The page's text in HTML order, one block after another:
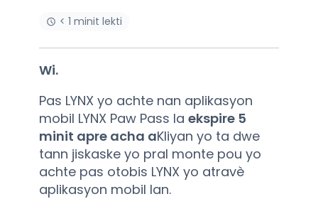
< 1 minit lekti
Wi.
Pas LYNX yo achte nan aplikasyon
mobil LYNX Paw Pass la ekspire 5
minit apre acha aKliyan yo ta dwe
tann jiskaske yo pral monte pou yo
achte pas otobis LYNX yo atravè
aplikasyon mobil lan.